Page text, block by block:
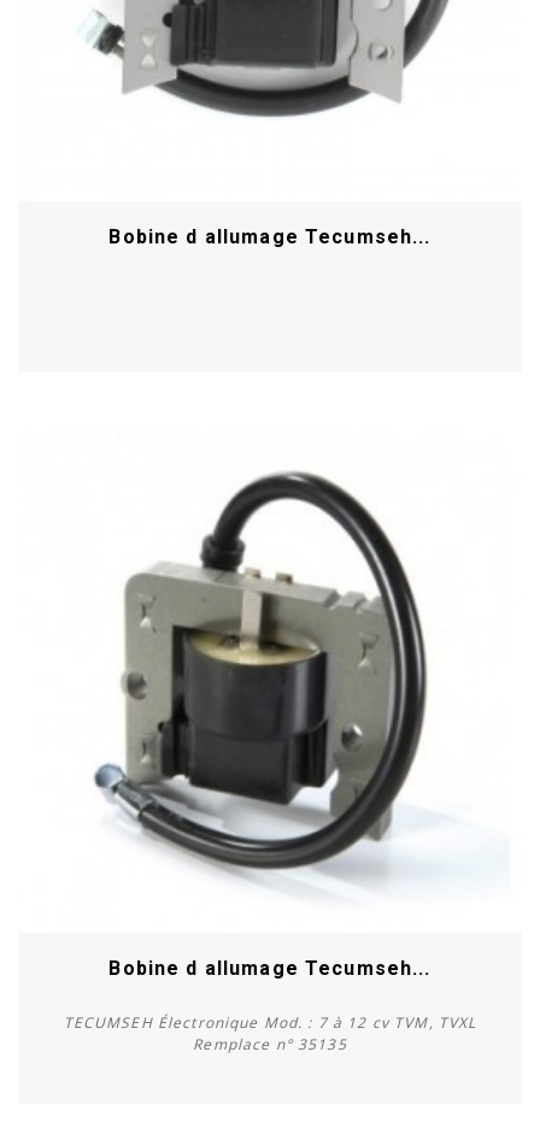
Bobine d allumage Tecumseh...
Bobine d allumage Tecumseh...
TECUMSEH Électronique Mod. : 7 à 12 cv TVM, TVXL
Remplace n° 35135